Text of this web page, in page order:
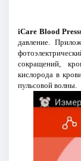
iCare Blood
давление.
сокращений,
кислорода в
пульсовой волны.